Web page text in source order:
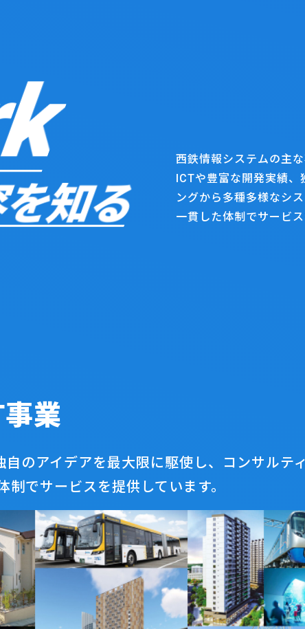
募
知る
西鉄情報システムの主
ICTや豊富な開発実績、
ングから多種多様なシ
一貫した体制でサービス
業
のアイデアを最大限に駆使し、コンサル
制でサービスを提供しています。